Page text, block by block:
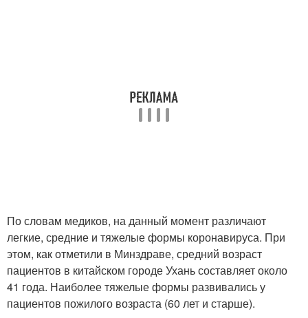
По словам медиков, на данный момент различают
легкие, средние и тяжелые формы коронавируса. При
этом, как отметили в Минздраве, средний возраст
пациентов в китайском городе Ухань составляет около
41 года. Наиболее тяжелые формы развивались у
пациентов пожилого возраста (60 лет и старше).